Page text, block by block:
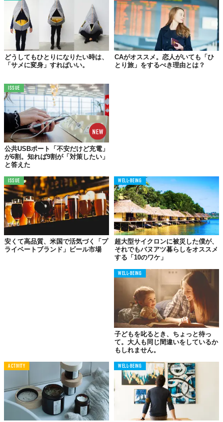
ウエルシアの新しいオリジナル商品は「いいひと」になろ
うと思います。それぞれの商品が、じぶんの特徴をがんば
って説明します。商品名が長いものもありますが、そのた
めですのでご容赦ください。
Premium」は目利きを活かした高品質な食品を中心に、「株式会
社マツモトキヨシ」の「matsukiyo」は、生活感を排除したオシャ
レなデザインが高く評価されている。
つまり、プライベートブランドは、ただお店と同じロゴが付いて
いる安価な商品ではなく、 そのお店のコンセプトや特徴にあった
商品展開や商品名、デザインなど個性あふれるブランドへと変貌
を遂げているというわけだ。
行った、「健康」に関する意識と
実態調査では、市販薬・サプリ
メントを購入する時に「プライベートブランドかナショナルブラ
ンドか気にしない」人は半数以上となり、「プライベートブラン
ドは安価」というイメージがある一方で、「効果・品質がナショ
ナルブランドより劣る」という従来の認識が払拭されつつあるこ
とが明らかになっている。
Z世代のひとり暮らしが
プライベートブランドを好む理由
都内のひとり暮らしの筆者は車を持っていないから、帰宅途中に
毎回同じ店で買い物をすることがほとんど。同じ店に通い続ける
ことで、その店の雰囲気や商品の配置、さらにはスタッフの方々
の顔まで馴染みとなるのはもちろん、店への安心感だったり、愛
プライベートブランド商品は、品質安全管理はもちろんデザイン
も統一されていて信頼できる。ゆえに、失敗嫌いと揶揄されるZ
世代でもプライベートブランドならレビューなしで新商品に挑戦
できるというわけだ。
コスパの良さは生活費の節約に繋がるし、一人暮らしにぴったり
どうしてもひとりになりたい時は、
「サメに変身」すればいい。
CAがオススメ。恋人がいても「ひ
とり旅」をするべき理由とは？
ISSUE
公共USBポート「不安だけど充電」
が6割。知れば9割が「対策したい」
と答えた
ISSUE
安くて高品質、米国で活気づく「プ
ライベートブランド」ビール市場
WELL-BEING
超大型サイクロンに被災した僕が、
それでもバヌアツ暮らしをオススメ
する「10のワケ」
WELL-BEING
子どもを叱るとき、ちょっと待っ
て。大人も同じ間違いをしているか
もしれません。
ACTIVITY WELL-BEING